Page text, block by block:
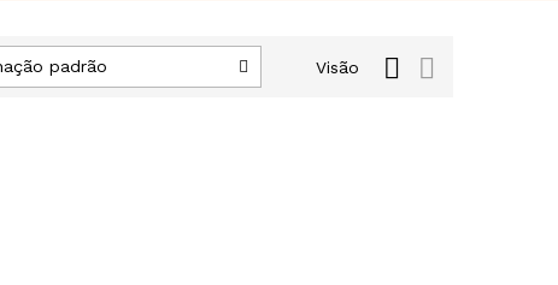
Visão
padrão